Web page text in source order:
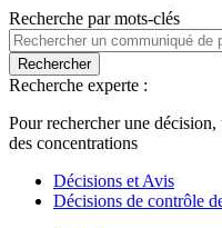
Recherche par mots-clés
Rechercher
Recherche experte :
Pour rechercher une
des concentrations
Décisions et Avis
Décisions de contrôle